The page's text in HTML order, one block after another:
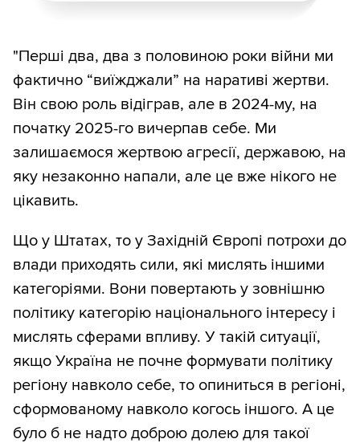
"Перші два, два з половиною роки війни ми
фактично “виїжджали” на наративі жертви.
Він свою роль відіграв, але в 2024-му, на
початку 2025-го вичерпав себе. Ми
залишаємося жертвою агресії, державою, на
яку незаконно напали, але це вже нікого не
цікавить.
Що у Штатах, то у Західній Європі потрохи до
влади приходять сили, які мислять іншими
категоріями. Вони повертають у зовнішню
політику категорію національного інтересу і
мислять сферами впливу. У такій ситуації,
якщо Україна не почне формувати політику
регіону навколо себе, то опиниться в регіоні,
сформованому навколо когось іншого. А це
було б не надто доброю долею для такої